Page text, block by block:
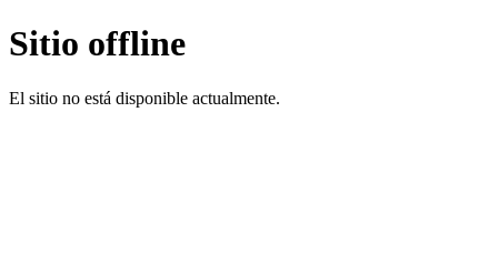
Sitio offline
El sitio no está disponible actualmente.